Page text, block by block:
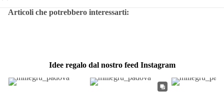
Articoli che potrebbero interessarti:
Idee regalo dal nostro feed Instagram